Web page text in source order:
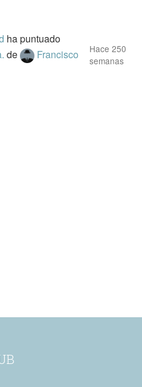
ha puntuado
de
Francisco
Hace 250
semanas